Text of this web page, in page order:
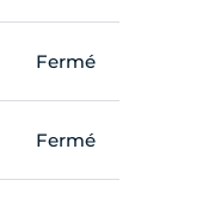
Fermé
Fermé